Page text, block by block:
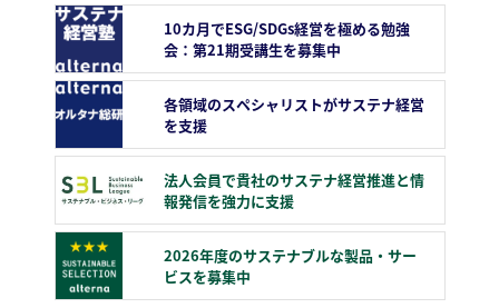
10カ月でESG/SDGs経営を極める勉強
会：第21期受講生を募集中
各領域のスペシャリストがサステナ経営
を支援
法人会員で貴社のサステナ経営推進と情
報発信を強力に支援
2026年度のサステナブルな製品・サー
ビスを募集中